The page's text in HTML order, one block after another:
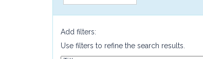
Add filters:
Use filters to refine the search results.